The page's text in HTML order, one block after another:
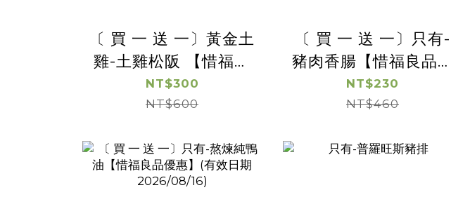
〔 買 一 送 一〕黃金土
雞-土雞松阪 【惜福良
品優惠】(有效日期
2026/08/16)
NT$300
NT$600
〔 買 一 送 一〕只有-
豬肉香腸【惜福良品優
惠】(有效日期
2026/8/28)
NT$230
NT$460